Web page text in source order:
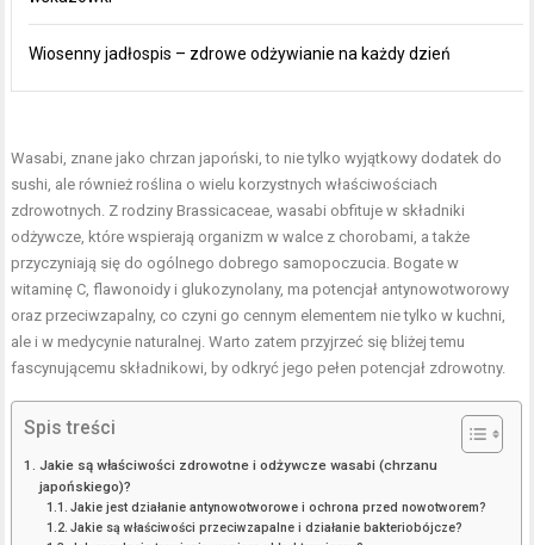
Wiosenny jadłospis – zdrowe odżywianie na każdy dzień
Wasabi, znane jako chrzan japoński, to nie tylko wyjątkowy dodatek do
sushi, ale również roślina o wielu korzystnych właściwościach
zdrowotnych. Z rodziny Brassicaceae, wasabi obfituje w składniki
odżywcze, które wspierają organizm w walce z chorobami, a także
przyczyniają się do ogólnego dobrego samopoczucia. Bogate w
witaminę C, flawonoidy i glukozynolany, ma potencjał antynowotworowy
oraz przeciwzapalny, co czyni go cennym elementem nie tylko w kuchni,
ale i w medycynie naturalnej. Warto zatem przyjrzeć się bliżej temu
fascynującemu składnikowi, by odkryć jego pełen potencjał zdrowotny.
Spis treści
Jakie są właściwości zdrowotne i odżywcze wasabi (chrzanu
japońskiego)?
Jakie jest działanie antynowotworowe i ochrona przed nowotworem?
Jakie są właściwości przeciwzapalne i działanie bakteriobójcze?